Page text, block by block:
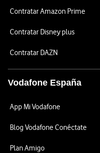
Contratar Amazon Prime
Contratar Disney plus
Contratar DAZN
Vodafone España
App Mi Vodafone
Blog Vodafone Conéctate
Plan Amigo